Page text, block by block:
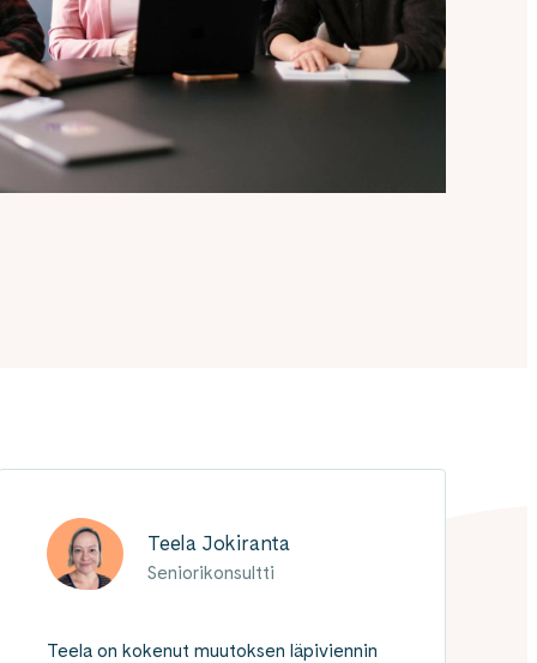
Teela Jokiranta
Seniorikonsultti
Teela on kokenut muutoksen läpiviennin